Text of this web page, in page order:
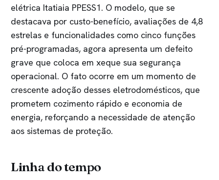
elétrica Itatiaia PPESS1. O modelo, que se
destacava por custo-benefício, avaliações de 4,8
estrelas e funcionalidades como cinco funções
pré-programadas, agora apresenta um defeito
grave que coloca em xeque sua segurança
operacional. O fato ocorre em um momento de
crescente adoção desses eletrodomésticos, que
prometem cozimento rápido e economia de
energia, reforçando a necessidade de atenção
aos sistemas de proteção.
Linha do tempo